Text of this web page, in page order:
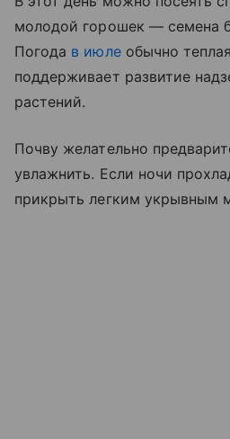
молодой горошек — семена
Погода в июлеобычно
поддерживает развитие
растений.
Почву желательно
увлажнить. Если ночи
прикрыть легким укрывным